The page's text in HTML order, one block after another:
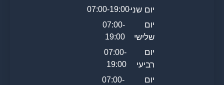
יום שני07:00-19:00
יום
שלישי
07:00-
19:00
יום
רביעי
07:00-
19:00
יום
07:00-